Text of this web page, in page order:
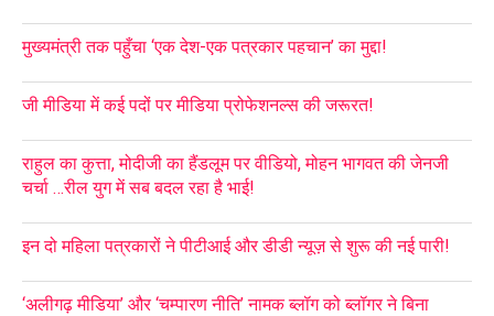
मुख्यमंत्री तक पहुँचा ‘एक देश-एक पत्रकार पहचान’ का मुद्दा!
जी मीडिया में कई पदों पर मीडिया प्रोफेशनल्स की जरूरत!
राहुल का कुत्ता, मोदीजी का हैंडलूम पर वीडियो, मोहन भागवत की जेनजी
चर्चा …रील युग में सब बदल रहा है भाई!
इन दो महिला पत्रकारों ने पीटीआई और डीडी न्यूज़ से शुरू की नई पारी!
‘अलीगढ़ मीडिया’ और ‘चम्पारण नीति’ नामक ब्लॉग को ब्लॉगर ने बिना